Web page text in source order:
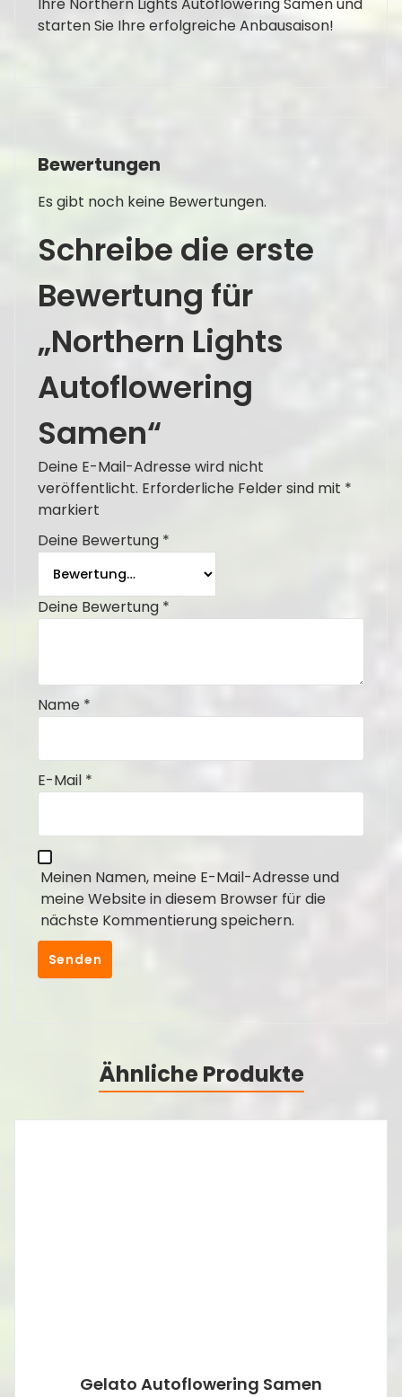
Ihre Northern Lights Autoflowering Samen und
starten Sie Ihre erfolgreiche Anbausaison!
Bewertungen
Es gibt noch keine Bewertungen.
Schreibe die erste
Bewertung für
„Northern Lights
Autoflowering
Samen“
Deine E-Mail-Adresse wird nicht
veröffentlicht. Erforderliche Felder sind mit *
markiert
Deine Bewertung *
Deine Bewertung *
Name *
E-Mail *
Meinen Namen, meine E-Mail-Adresse und
meine Website in diesem Browser für die
nächste Kommentierung speichern.
Ähnliche Produkte
Gelato Autoflowering Samen